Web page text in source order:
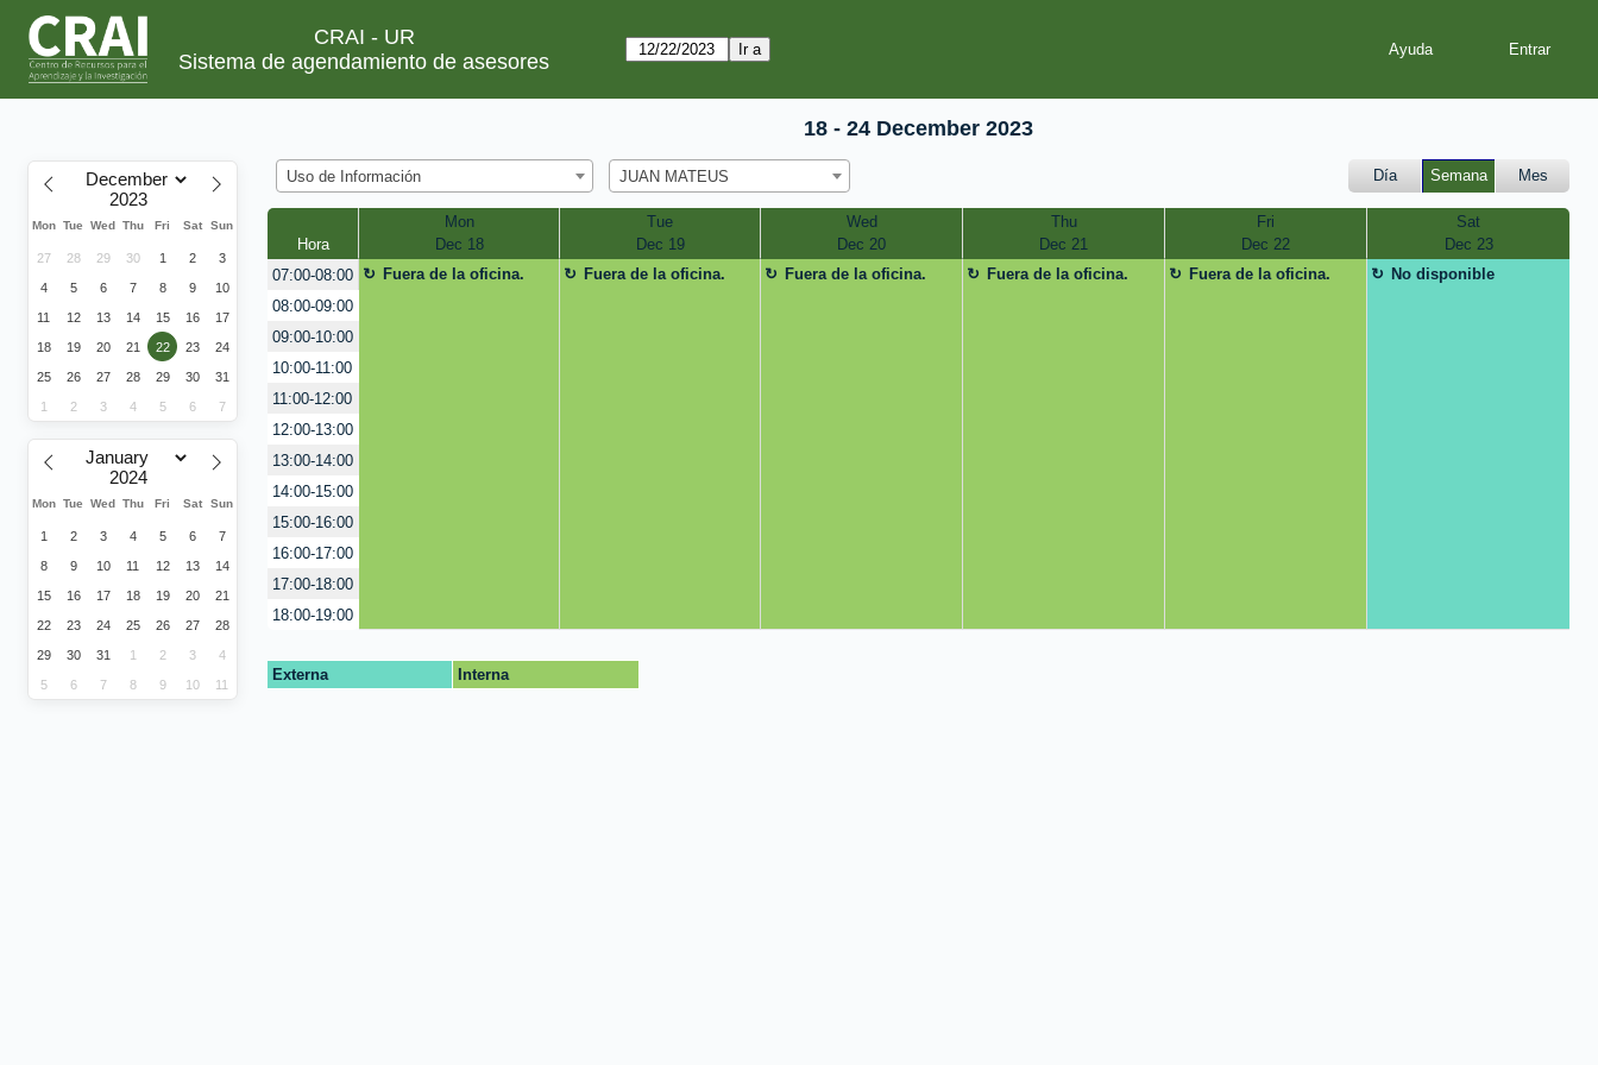
CRAI - UR
Sistema de agendamiento de asesores
Ayuda
Mon Tue Wed Thu Fri Sat Sun
27 28 29 30 1 2 3
4 5 6 7 8 9 10
11 12 13 14 15 16 17
18 19 20 21 22 23 24
25 26 27 28 29 30 31
1 2 3 4 5 6 7
Mon Tue Wed Thu Fri Sat Sun
1 2 3 4 5 6 7
8 9 10 11 12 13 14
15 16 17 18 19 20 21
22 23 24 25 26 27 28
29 30 31 1 2 3 4
5 6 7 8 9 10 11
18 - 24 December 2023
Uso de Información JUAN MATEUS Día Semana Mes
Hora
Mon
Dec 18
Tue
Dec 19
Wed
Dec 20
Thu
Dec 21
Fri
Dec 22
Sat
Dec 23
07:00-08:00
Fuera de la oficina. Fuera de la oficina. Fuera de la oficina. Fuera de la oficina. Fuera de la oficina.
No disponible
08:00-09:00
09:00-10:00
10:00-11:00
11:00-12:00
12:00-13:00
13:00-14:00
14:00-15:00
15:00-16:00
16:00-17:00
17:00-18:00
18:00-19:00
Externa Interna